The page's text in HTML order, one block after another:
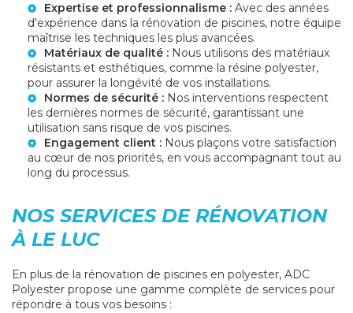
Expertise et professionnalisme : Avec des années
d'expérience dans la rénovation de piscines, notre équipe
maîtrise les techniques les plus avancées.
Matériaux de qualité : Nous utilisons des matériaux
résistants et esthétiques, comme la résine polyester,
pour assurer la longévité de vos installations.
Normes de sécurité : Nos interventions respectent
les dernières normes de sécurité, garantissant une
utilisation sans risque de vos piscines.
Engagement client : Nous plaçons votre satisfaction
au cœur de nos priorités, en vous accompagnant tout au
long du processus.
NOS SERVICES DE RÉNOVATION
À LE LUC
En plus de la rénovation de piscines en polyester, ADC
Polyester propose une gamme complète de services pour
répondre à tous vos besoins :